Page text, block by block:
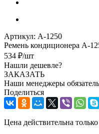
Артикул: А-1250
Ремень кондиционера А-
534 ₽/шт
Нашли дешевле?
ЗАКАЗАТЬ
Наши менеджеры
Поделиться
Цена действительна